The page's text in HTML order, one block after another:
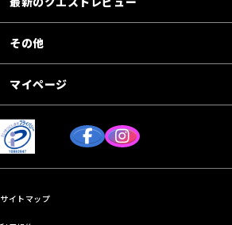
その他
マイページ
サイトマップ